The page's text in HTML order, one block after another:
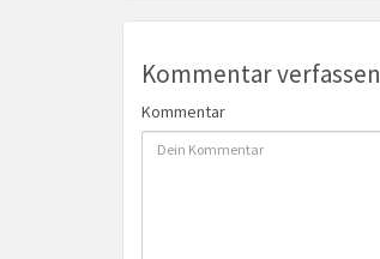
Kommentar verfassen
Kommentar